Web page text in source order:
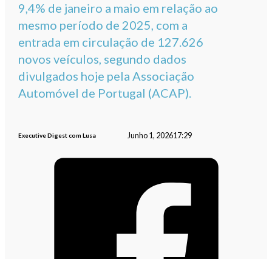
9,4% de janeiro a maio em relação ao
mesmo período de 2025, com a
entrada em circulação de 127.626
novos veículos, segundo dados
divulgados hoje pela Associação
Automóvel de Portugal (ACAP).
Executive Digest com Lusa Junho 1, 202617:29